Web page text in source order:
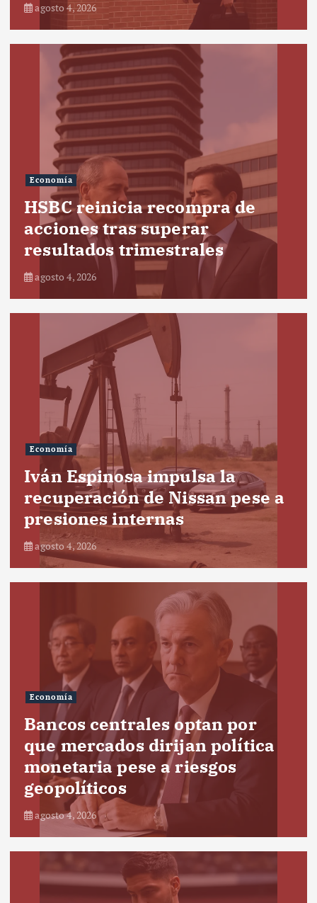
agosto 4, 2026
Economía
HSBC reinicia recompra de
acciones tras superar
resultados trimestrales
agosto 4, 2026
Economía
Iván Espinosa impulsa la
recuperación de Nissan pese a
presiones internas
agosto 4, 2026
Economía
Bancos centrales optan por
que mercados dirijan política
monetaria pese a riesgos
geopolíticos
agosto 4, 2026